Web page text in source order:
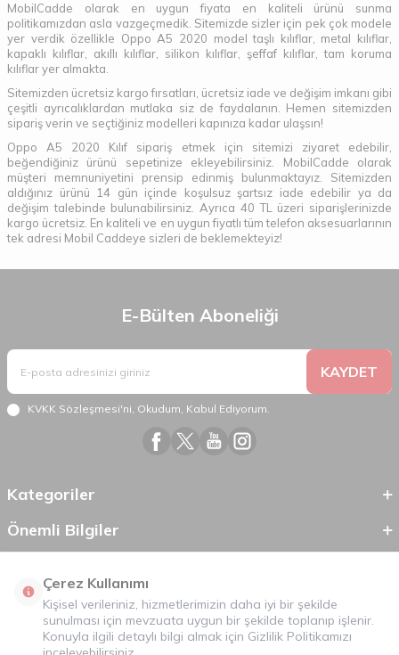
MobilCadde olarak en uygun fiyata en kaliteli ürünü sunma
politikamızdan asla vazgeçmedik. Sitemizde sizler için pek çok modele
yer verdik özellikle Oppo A5 2020 model taşlı kılıflar, metal kılıflar,
kapaklı kılıflar, akıllı kılıflar, silikon kılıflar, şeffaf kılıflar, tam koruma
kılıflar yer almakta.
Sitemizden ücretsiz kargo fırsatları, ücretsiz iade ve değişim imkanı gibi
çeşitli ayrıcalıklardan mutlaka siz de faydalanın. Hemen sitemizden
sipariş verin ve seçtiğiniz modelleri kapınıza kadar ulaşsın!
Oppo A5 2020 Kılıf sipariş etmek için sitemizi ziyaret edebilir,
beğendiğiniz ürünü sepetinize ekleyebilirsiniz. MobilCadde olarak
müşteri memnuniyetini prensip edinmiş bulunmaktayız. Sitemizden
aldığınız ürünü 14 gün içinde koşulsuz şartsız iade edebilir ya da
değişim talebinde bulunabilirsiniz. Ayrıca 40 TL üzeri siparişlerinizde
kargo ücretsiz. En kaliteli ve en uygun fiyatlı tüm telefon aksesuarlarının
tek adresi Mobil Caddeye sizleri de beklemekteyiz!
E-Bülten Aboneliği
KAYDET
KVKK Sözleşmesi'ni, Okudum, Kabul Ediyorum.
Kategoriler
Önemli Bilgiler
Çerez Kullanımı
Kişisel verileriniz, hizmetlerimizin daha iyi bir şekilde
sunulması için mevzuata uygun bir şekilde toplanıp işlenir.
Konuyla ilgili detaylı bilgi almak için Gizlilik Politikamızı